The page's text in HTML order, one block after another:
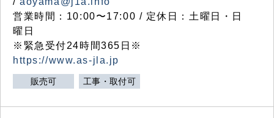
営業時間：10:00〜17:00 / 定休日：土曜日・日
曜日
※緊急受付24時間365日※
https://www.as-jla.jp
販売可 工事・取付可